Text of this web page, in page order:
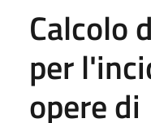
Calcolo
per
opere di